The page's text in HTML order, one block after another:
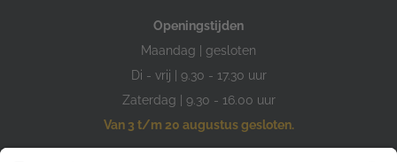
Openingstijden
Maandag | gesloten
Di - vrij | 9.30 - 17.30 uur
Zaterdag | 9.30 - 16.00 uur
Van 3 t/m 20 augustus gesloten.